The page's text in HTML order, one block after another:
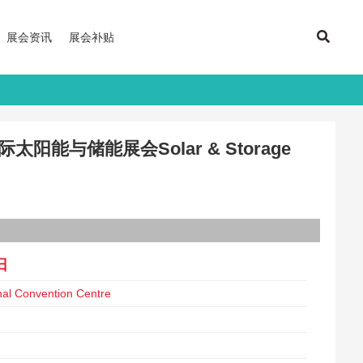
展会资讯 展会补贴
太阳能与储能展会Solar & Storage
Convention Centre